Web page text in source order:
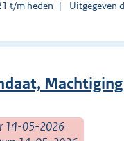
t/m heden Uitgegeven
14-05-2026